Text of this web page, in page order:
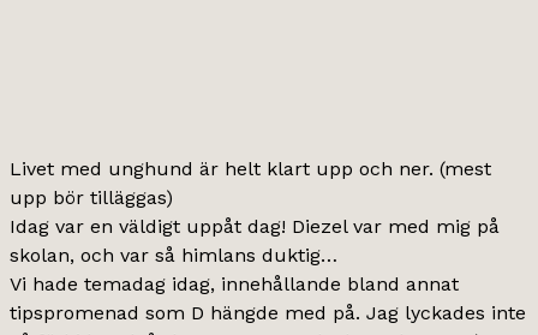
Livet med unghund är helt klart upp och ner. (mest
upp bör tilläggas)
Idag var en väldigt uppåt dag! Diezel var med mig på
skolan, och var så himlans duktig…
Vi hade temadag idag, innehållande bland annat
tipspromenad som D hängde med på. Jag lyckades inte